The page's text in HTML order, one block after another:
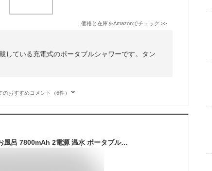
価格と在庫をAmazonでチェック >>
している充電式のポータブルシャワーです。タン
のおすすめコメント（6件）
ポータブルシャワー お風呂 7800mAh 2電源 温水 ポータブルシャワー アウトドアシャワー USB充電式 4800mAh 電動シャワー アウトド 簡易シャワー 節水シャワー コードレス 流量無段階調節 釣り 海水浴 旅行 水遣り 洗車 コンパクト ペットシャワー 節水 防災グッズ